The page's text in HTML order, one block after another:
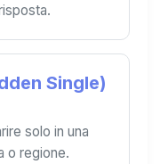
Single)
solo in una
o regione.